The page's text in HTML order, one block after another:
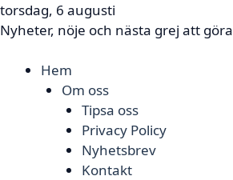
torsdag, 6 augusti
Nyheter, nöje och nästa grej att
Hem
Om oss
Tipsa oss
Privacy Policy
Nyhetsbrev
Kontakt